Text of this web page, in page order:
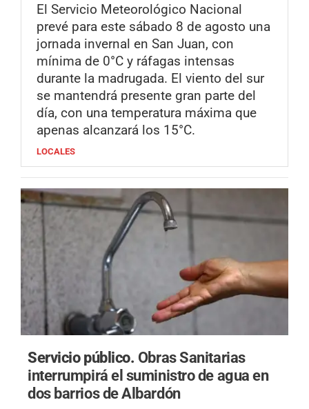
El Servicio Meteorológico Nacional
prevé para este sábado 8 de agosto una
jornada invernal en San Juan, con
mínima de 0°C y ráfagas intensas
durante la madrugada. El viento del sur
se mantendrá presente gran parte del
día, con una temperatura máxima que
apenas alcanzará los 15°C.
LOCALES
Servicio público. Obras Sanitarias
interrumpirá el suministro de agua en
dos barrios de Albardón